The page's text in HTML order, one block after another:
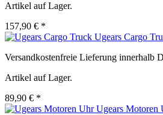
Artikel auf Lager.
157,90 € *
Ugears Cargo
Versandkostenfreie Lieferung innerhalb
Artikel auf Lager.
89,90 € *
Ugears Motoren